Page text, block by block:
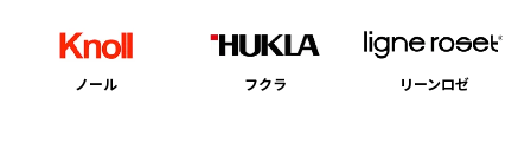
ノール フクラ リーンロゼ